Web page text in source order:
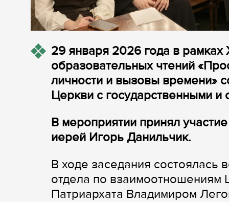
29 января 2026 года в
образовательных чтений
личности и вызовы времени»
Церкви с государственными
В мероприятии принял
иерей Игорь Данильчик.
В ходе заседания состоялась
отдела по
Патриархата Владимиром